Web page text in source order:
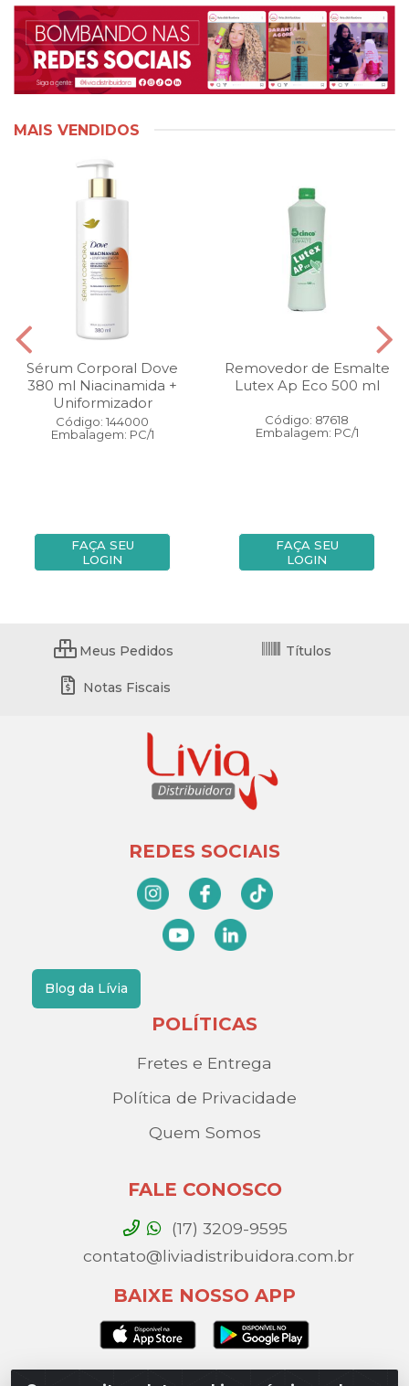
MAIS VENDIDOS
Sérum Corporal Dove
380 ml Niacinamida +
Uniformizador
Código: 144000
Embalagem: PC/1
FAÇA SEU
LOGIN
Removedor de Esmalte
Lutex Ap Eco 500 ml
Código: 87618
Embalagem: PC/1
FAÇA SEU
LOGIN
Meus Pedidos Títulos
Notas Fiscais
REDES SOCIAIS
Blog da Lívia
POLÍTICAS
Fretes e Entrega
Política de Privacidade
Quem Somos
FALE CONOSCO
(17) 3209-9595
contato@liviadistribuidora.com.br
BAIXE NOSSO APP